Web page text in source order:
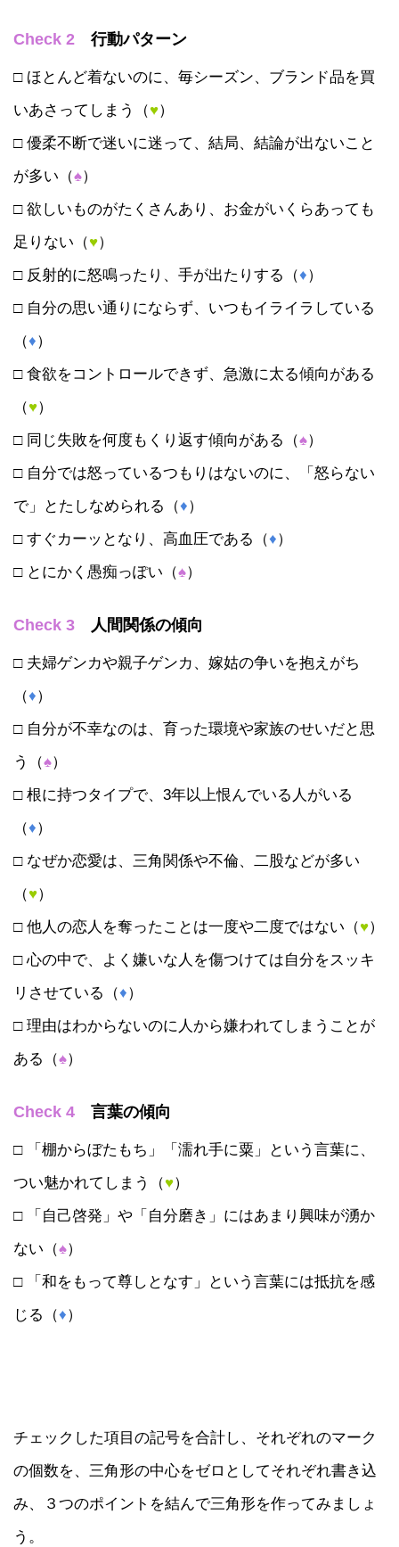
Check 2 行動パターン
□ ほとんど着ないのに、毎シーズン、ブランド品を買
いあさってしまう（♥）
□ 優柔不断で迷いに迷って、結局、結論が出ないこと
が多い（♠）
□ 欲しいものがたくさんあり、お金がいくらあっても
足りない（♥）
□ 反射的に怒鳴ったり、手が出たりする（♦）
□ 自分の思い通りにならず、いつもイライラしている
（♦）
□ 食欲をコントロールできず、急激に太る傾向がある
（♥）
□ 同じ失敗を何度もくり返す傾向がある（♠）
□ 自分では怒っているつもりはないのに、「怒らない
で」とたしなめられる（♦）
□ すぐカーッとなり、高血圧である（♦）
□ とにかく愚痴っぽい（♠）
Check 3 人間関係の傾向
□ 夫婦ゲンカや親子ゲンカ、嫁姑の争いを抱えがち
（♦）
□ 自分が不幸なのは、育った環境や家族のせいだと思
う（♠）
□ 根に持つタイプで、3年以上恨んでいる人がいる
（♦）
□ なぜか恋愛は、三角関係や不倫、二股などが多い
（♥）
□ 他人の恋人を奪ったことは一度や二度ではない（♥）
□ 心の中で、よく嫌いな人を傷つけては自分をスッキ
リさせている（♦）
□ 理由はわからないのに人から嫌われてしまうことが
ある（♠）
Check 4 言葉の傾向
□ 「棚からぼたもち」「濡れ手に粟」という言葉に、
つい魅かれてしまう（♥）
□ 「自己啓発」や「自分磨き」にはあまり興味が湧か
ない（♠）
□ 「和をもって尊しとなす」という言葉には抵抗を感
じる（♦）
チェックした項目の記号を合計し、それぞれのマーク
の個数を、三角形の中心をゼロとしてそれぞれ書き込
み、３つのポイントを結んで三角形を作ってみましょ
う。